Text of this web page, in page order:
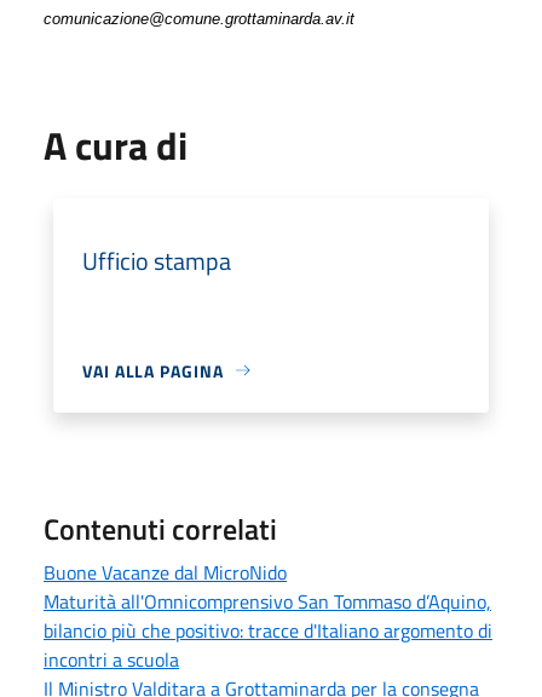
comunicazione@comune.grottaminarda.av.it
A cura di
Ufficio stampa
VAI ALLA PAGINA
Contenuti correlati
Buone Vacanze dal MicroNido
Maturità all'Omnicomprensivo San Tommaso d’Aquino,
bilancio più che positivo: tracce d'Italiano argomento di
incontri a scuola
Il Ministro Valditara a Grottaminarda per la consegna